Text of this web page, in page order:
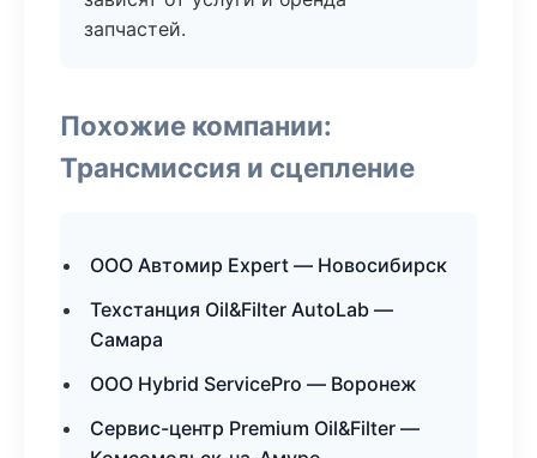
запчастей.
Похожие компании:
Трансмиссия и сцепление
ООО Автомир Expert — Новосибирск
Техстанция Oil&Filter AutoLab —
Самара
ООО Hybrid ServicePro — Воронеж
Сервис-центр Premium Oil&Filter —